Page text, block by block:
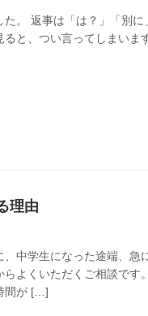
。 返事は「は？」「別
と、つい言ってしまいま
理由
中学生になった途端、急
よくいただくご相談です
間が […]